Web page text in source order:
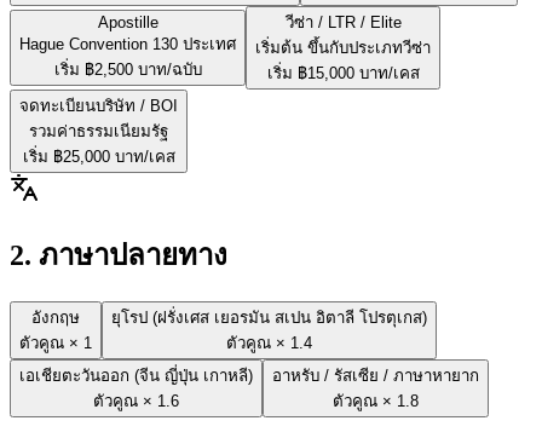
Apostille
Hague Convention 130 ประเทศ
เริ่ม ฿2,500 บาท/ฉบับ
วีซ่า / LTR / Elite
เริ่มต้น ขึ้นกับประเภทวีซ่า
เริ่ม ฿15,000 บาท/เคส
จดทะเบียนบริษัท / BOI
รวมค่าธรรมเนียมรัฐ
เริ่ม ฿25,000 บาท/เคส
2. ภาษาปลายทาง
อังกฤษ
ตัวคูณ × 1
ยุโรป (ฝรั่งเศส เยอรมัน สเปน อิตาลี โปรตุเกส)
ตัวคูณ × 1.4
เอเชียตะวันออก (จีน ญี่ปุ่น เกาหลี)
ตัวคูณ × 1.6
อาหรับ / รัสเซีย / ภาษาหายาก
ตัวคูณ × 1.8